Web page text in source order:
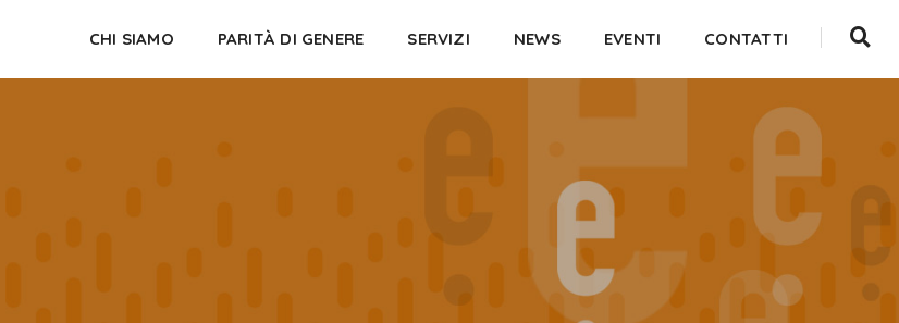
CHI SIAMO PARITÀ DI GENERE SERVIZI NEWS EVENTI CONTATTI